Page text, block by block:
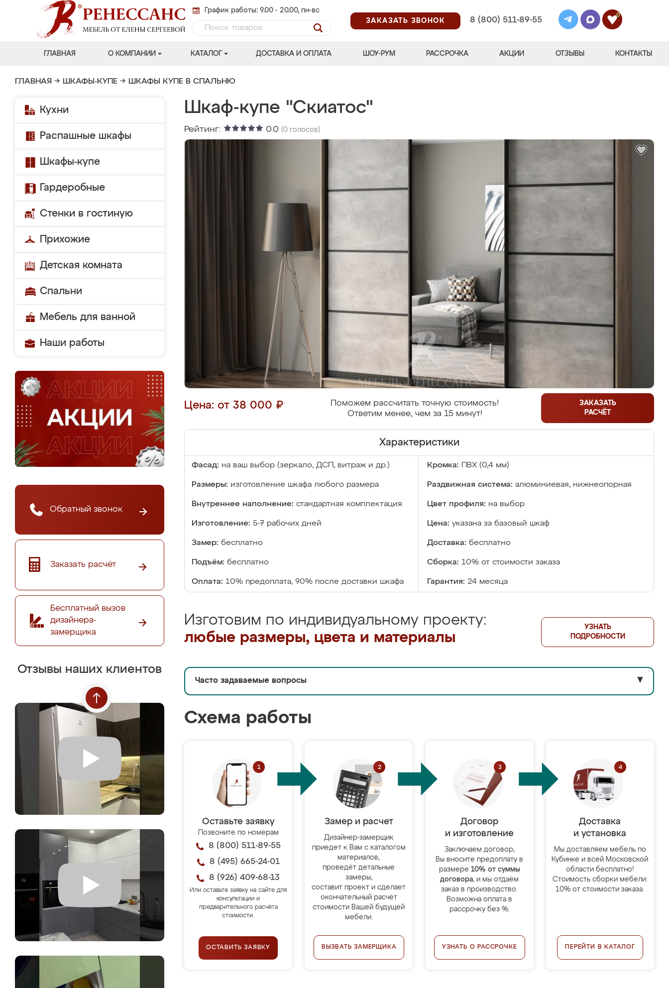
График работы: 9.00 - 20.00, пн-вс
ЗАКАЗАТЬ ЗВОНОК
8 (800) 511-89-55
0
ГЛАВНАЯ О КОМПАНИИ КАТАЛОГ ДОСТАВКА И ОПЛАТА ШОУ-РУМ РАССРОЧКА АКЦИИ ОТЗЫВЫ КОНТАКТЫ
ГЛАВНАЯ → ШКАФЫ-КУПЕ → ШКАФЫ КУПЕ В СПАЛЬНЮ
Кухни
Распашные шкафы
Шкафы-купе
Гардеробные
Стенки в гостиную
Прихожие
Детская комната
Спальни
Мебель для ванной
Наши работы
Обратный звонок
Заказать расчёт
Бесплатный вызов
дизайнера-
замерщика
Отзывы наших клиентов
Шкаф-купе "Скиатос"
Рейтинг: 0.0 (0 голосов)
Цена: от 38 000 ₽
Поможем рассчитать точную стоимость!
Ответим менее, чем за 15 минут!
ЗАКАЗАТЬ
РАСЧЁТ
Характеристики
Фасад: на ваш выбор (зеркало, ДСП, витраж и др.) Кромка: ПВХ (0,4 мм)
Размеры: изготовление шкафа любого размера Раздвижная система: алюминиевая, нижнеопорная
Внутреннее наполнение: стандартная комплектация Цвет профиля: на выбор
Изготовление: 5-7 рабочих дней Цена: указана за базовый шкаф
Замер: бесплатно Доставка: бесплатно
Подъём: бесплатно Сборка: 10% от стоимости заказа
Оплата: 10% предоплата, 90% после доставки шкафа Гарантия: 24 месяца
Изготовим по индивидуальному проекту:
любые размеры, цвета и материалы
УЗНАТЬ
ПОДРОБНОСТИ
Часто задаваемые вопросы ▼
Схема работы
Оставьте заявку
Позвоните по номерам
8 (800) 511-89-55
8 (495) 665-24-01
8 (926) 409-68-13
Или оставьте заявку на сайте для
консультации и
предварительного расчёта
стоимости.
ОСТАВИТЬ ЗАЯВКУ
Замер и расчет
Дизайнер-замерщик
приедет к Вам с каталогом
материалов,
проведёт детальные
замеры,
составит проект и сделает
окончательный расчёт
стоимости Вашей будущей
мебели.
ВЫЗВАТЬ ЗАМЕРЩИКА
Договор
и изготовление
Заключаем договор,
Вы вносите предоплату в
размере 10% от суммы
договора, и мы отдаём
заказ в производство.
Возможна оплата в
рассрочку без %.
УЗНАТЬ О РАССРОЧКЕ
Доставка
и установка
Мы доставляем мебель по
Кубинке и всей Московской
области бесплатно!
Стоимость сборки мебели:
10% от стоимости заказа.
ПЕРЕЙТИ В КАТАЛОГ